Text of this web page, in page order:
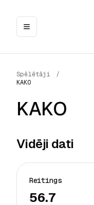
Spēlētāji
/
KAKO
KAKO
Vidēji dati
Reitings
56.7